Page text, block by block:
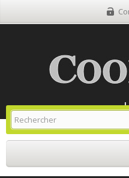
Site Grill Gaz